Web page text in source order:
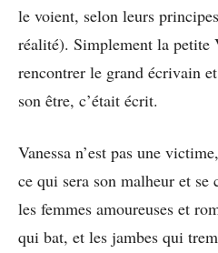
le voient, selon leurs
réalité). Simplement la petite
rencontrer le grand écrivain
son être, c’était écrit.
Vanessa n’est pas une
ce qui sera son malheur et se
les femmes amoureuses et
qui bat, et les jambes qui